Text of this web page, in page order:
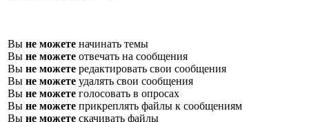
Вы не можете начинать темы
Вы не можете отвечать на сообщения
Вы не можете редактировать свои сообщения
Вы не можете удалять свои сообщения
Вы не можете голосовать в опросах
Вы не можете прикреплять файлы к сообщениям
Вы не можете скачивать файлы